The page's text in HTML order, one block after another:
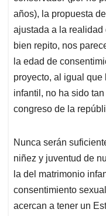
años), la propuesta
ajustada a la realidad
bien repito, nos
la edad de
proyecto, al igual
infantil, no ha sido
congreso de la
Nunca serán
niñez y juventud de
la del matrimonio
consentimiento
acercan a tener un